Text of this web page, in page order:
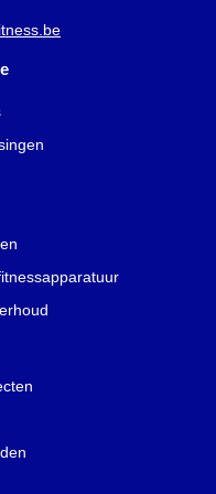
is de meest compacte
racks focussen op de
in beslag.
benches and racks
Voor thuisgebruik zijn
geselecteerd op